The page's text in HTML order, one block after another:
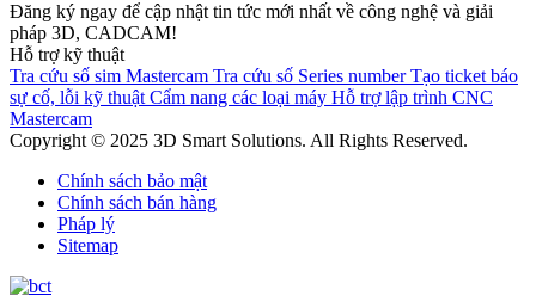
Đăng ký ngay để cập nhật tin tức mới nhất về công nghệ và giải
pháp 3D, CADCAM!
Hỗ trợ kỹ thuật
Tra cứu số sim Mastercam Tra cứu số Series number Tạo ticket báo
sự cố, lỗi kỹ thuật Cẩm nang các loại máy Hỗ trợ lập trình CNC
Mastercam
Copyright © 2025 3D Smart Solutions. All Rights Reserved.
Chính sách bảo mật
Chính sách bán hàng
Pháp lý
Sitemap